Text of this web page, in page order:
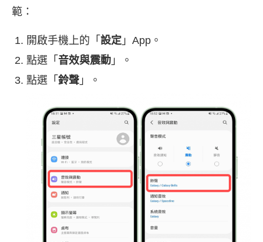
範：
開啟手機上的「 設定 」App。
點選「 音效與震動 」。
點選「 鈴聲 」。